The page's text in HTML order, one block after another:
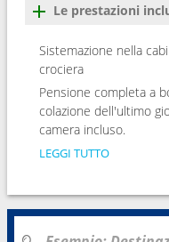
Le prestazioni
Sistemazione nella
crociera
Pensione completa a
colazione dell'ultimo
camera incluso.
LEGGI TUTTO